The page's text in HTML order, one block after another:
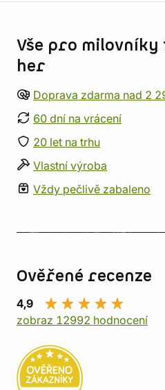
Vše pro
her
Doprava zdarma nad 2
60 dní na vrácení
20 let na trhu
Vlastní výroba
Vždy pečlivě zabaleno
Ověřené recenze
4,9
zobraz 12992 hodnocení